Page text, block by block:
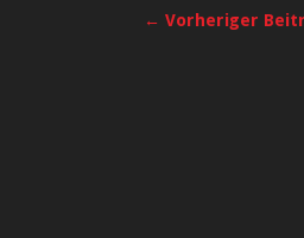
← Vorheriger